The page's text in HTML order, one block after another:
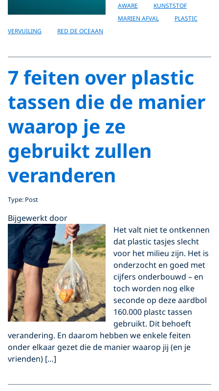
AWARE
KUNSTSTOF
MARIEN AFVAL
PLASTIC
VERVUILING
RED DE OCEAAN
7 feiten over plastic
tassen die de manier
waarop je ze
gebruikt zullen
veranderen
Type: Post
Bijgewerkt door
Het valt niet te ontkennen
dat plastic tasjes slecht
voor het milieu zijn. Het is
onderzocht en goed met
cijfers onderbouwd – en
toch worden nog elke
seconde op deze aardbol
160.000 plastc tassen
gebruikt. Dit behoeft
verandering. En daarom hebben we enkele feiten
onder elkaar gezet die de manier waarop jij (en je
vrienden) […]